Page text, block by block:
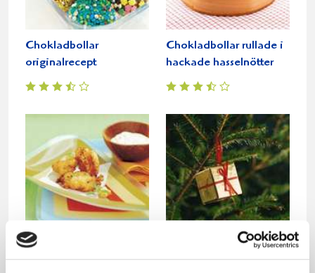
Chokladbollar
originalrecept
Chokladbollar rullade i
hackade hasselnötter